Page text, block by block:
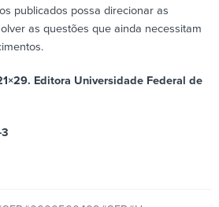
publicados possa direcionar as
as questões que ainda necessitam
Editora Universidade Federal de